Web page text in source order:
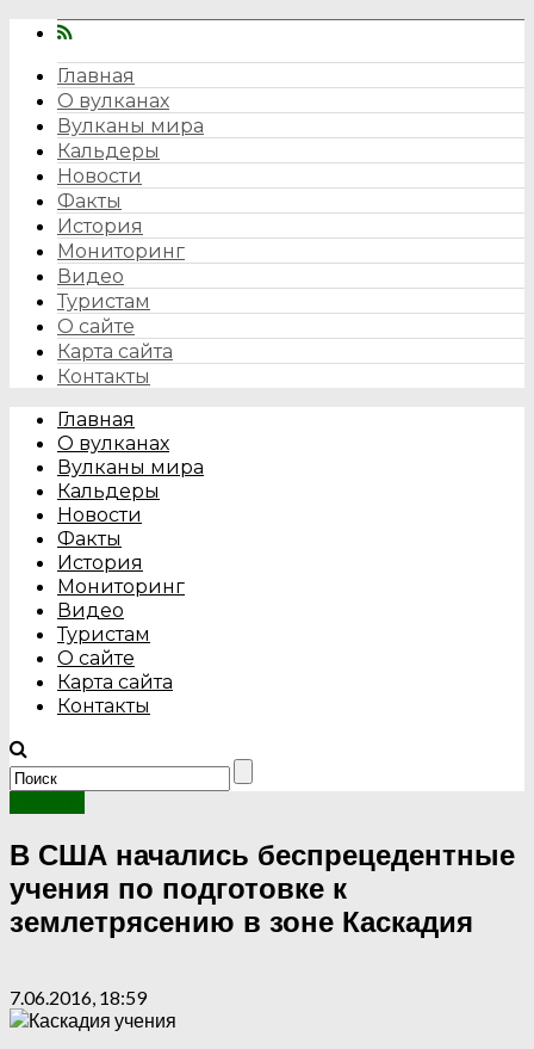
Главная
О вулканах
Вулканы мира
Кальдеры
Новости
Факты
История
Мониторинг
Видео
Туристам
О сайте
Карта сайта
Контакты
Главная
О вулканах
Вулканы мира
Кальдеры
Новости
Факты
История
Мониторинг
Видео
Туристам
О сайте
Карта сайта
Контакты
В США начались беспрецедентные
учения по подготовке к
землетрясению в зоне Каскадия
7.06.2016, 18:59